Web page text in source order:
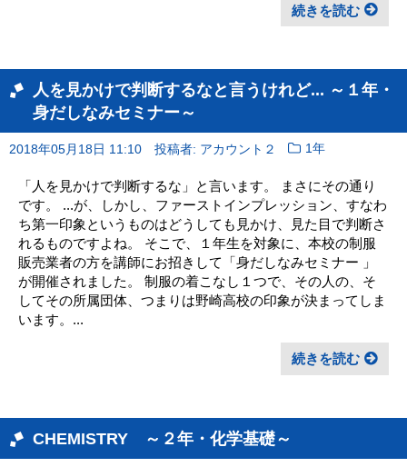
続きを読む
人を見かけで判断するなと言うけれど... ～１年・
身だしなみセミナー～
2018年05月18日 11:10 投稿者: アカウント２ 1年
「人を見かけで判断するな」と言います。 まさにその通り
です。 ...が、しかし、ファーストインプレッション、すなわ
ち第一印象というものはどうしても見かけ、見た目で判断さ
れるものですよね。 そこで、１年生を対象に、本校の制服
販売業者の方を講師にお招きして「身だしなみセミナー 」
が開催されました。 制服の着こなし１つで、その人の、そ
してその所属団体、つまりは野崎高校の印象が決まってしま
います。...
続きを読む
CHEMISTRY ～２年・化学基礎～